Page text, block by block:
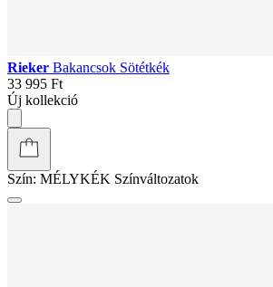
Rieker Bakancsok Sötétkék
33 995 Ft
Új kollekció
Szín: MÉLYKÉK Színváltozatok